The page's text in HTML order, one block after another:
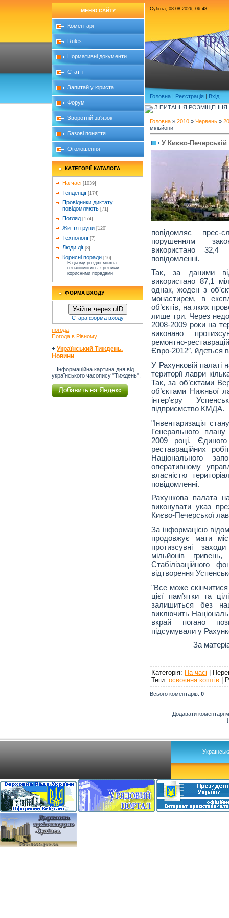
МЕНЮ САЙТУ
Коментарі
Rules
Нормативні документи
Статті
Запитай у юриста
Форум
Зворотній зв'язок
Базові поняття
Оголошення
КАТЕГОРІЇ КАТАЛОГА
На часі [1039]
Тенденції [174]
Провідники диктату
повідомляють [71]
Погляд [174]
Життя групи [120]
Технології [7]
Люди дії [8]
Корисні поради [16]
В цьому розділі можна
ознайомитись з різними
корисними порадами
ФОРМА ВХОДУ
Увійти через uID
Стара форма входу
погода
Погода в Рівному
+ Український Тиждень.
Новини
Інформаційна картина дня від
українського часопису "Тиждень".
Субота, 08.08.2026, 06:48
Головна | Реєстрація | Вхід
З ПИТАННЯ РОЗМІЩЕННЯ
Головна » 2010 » Червень » 20
мільйони
У Києво-
повідомляє
порушенням
використано 32,4
повідомленні.
Так, за даними
використано 87,1
однак, жоден з
монастирем, в
об’єктів, на яких
лише три. Через
2008-2009 роки на
виконано
ремонтно-
Євро-2012″, йдеться
У Рахунковій палаті
території лаври
Так, за об’єктами
об’єктами Нижньої
інтер’єру
підприємство КМДА.
"Інвентаризація
Генерального
2009 році.
реставраційних
Національного
оперативному
власністю
повідомленні.
Рахункова палата
виконувати указ
Києво-Печерської
За інформацією
продовжує мати
протизсувні
мільйонів
Стабілізаційного
відтворення
"Все може
цієї пам’ятки та
залишиться без
виключить
вкрай погано
підсумували у
За
Категорія: На часі |
Теги: освоєння коштів |
Всього коментарів: 0
Додавати коментарі